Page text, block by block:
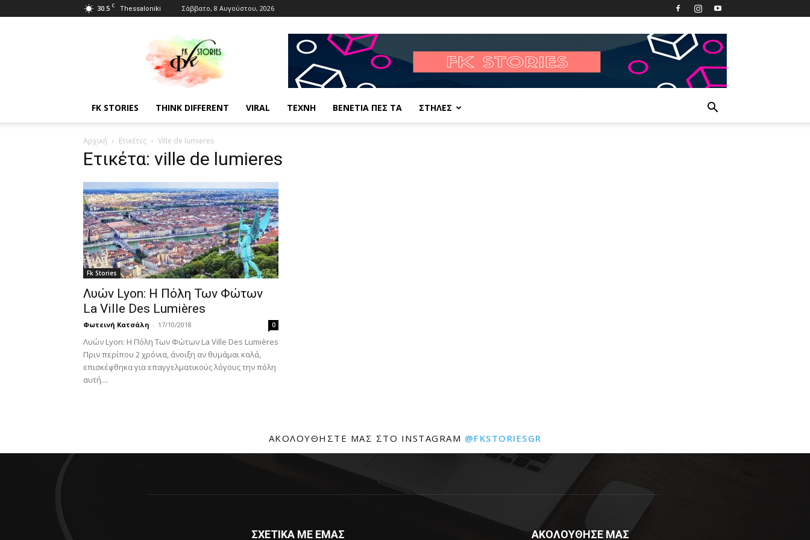
30.5 C Thessaloniki Σάββατο, 8 Αυγούστου, 2026
Fkstories
FK STORIES THINK DIFFERENT VIRAL ΤΕΧΝΗ ΒΕΝΕΤΙΑ ΠΕΣ ΤΑ ΣΤΗΛΕΣ
Αρχική Ετικέτες Ville de lumieres
Ετικέτα: ville de lumieres
Fk Stories
Λυών Lyon: Η Πόλη Των Φώτων
La Ville Des Lumières
Φωτεινή Κατσάλη - 17/10/2018 0
Λυών Lyon: Η Πόλη Των Φώτων La Ville Des Lumières
Πριν περίπου 2 χρόνια, άνοιξη αν θυμάμαι καλά,
επισκέφθηκα για επαγγελματικούς λόγους την πόλη
αυτή....
ΑΚΟΛΟΥΘΉΣΤΕ ΜΑΣ ΣΤΟ INSTAGRAM @FKSTORIESGR
ΣΧΕΤΙΚΑ ΜΕ ΕΜΑΣ ΑΚΟΛΟΥΘΗΣΕ ΜΑΣ